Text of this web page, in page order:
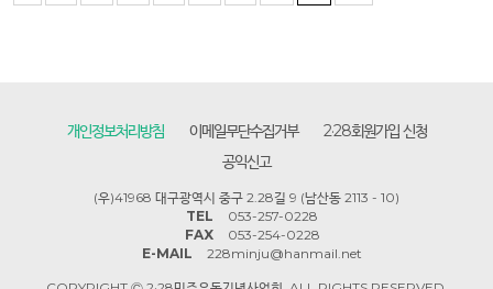
개인정보처리방침 이메일무단수집거부
2·28회원가입 신청
공익신고
(우)41968 대구광역시 중구 2.28길 9 (남산동 2113 - 10)
TEL
053-257-0228
FAX
053-254-0228
E-MAIL
228minju@hanmail.net